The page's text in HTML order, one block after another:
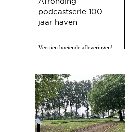
podcastserie 100
jaar haven
Veertien boeiende afleveringen!